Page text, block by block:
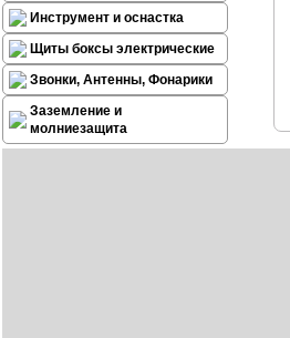
Инструмент и оснастка
Щиты боксы электрические
Звонки, Антенны, Фонарики
Заземление и
молниезащита